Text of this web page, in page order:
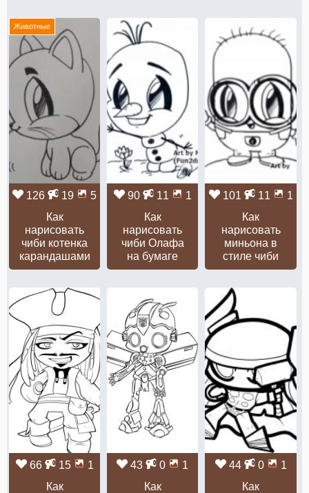
Животные
126 19
5
Как
нарисовать
чиби котенка
карандашами
90 11
1
Как
нарисовать
чиби Олафа
на бумаге
101 11
1
Как
нарисовать
миньона в
стиле чиби
66 15
1
Как
43 0
1
Как
44 0
1
Как